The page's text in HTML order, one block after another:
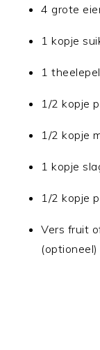
4 grote
1 kopje
1
1/2 kopje
1/2 kopje
1 kopje
1/2 kopje
Vers fruit
(optioneel)